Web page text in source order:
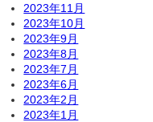
2023年11月
2023年10月
2023年9月
2023年8月
2023年7月
2023年6月
2023年2月
2023年1月